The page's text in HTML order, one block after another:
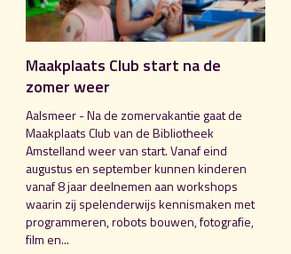
Maakplaats Club start na de
zomer weer
Aalsmeer - Na de zomervakantie gaat de
Maakplaats Club van de Bibliotheek
Amstelland weer van start. Vanaf eind
augustus en september kunnen kinderen
vanaf 8 jaar deelnemen aan workshops
waarin zij spelenderwijs kennismaken met
programmeren, robots bouwen, fotografie,
film en...